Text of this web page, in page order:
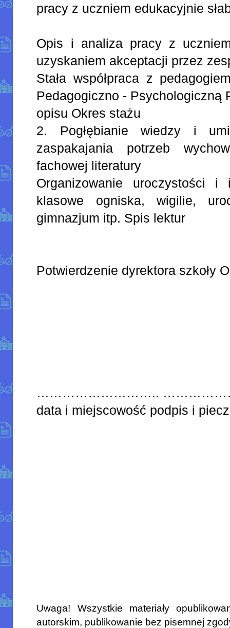
pracy z uczniem edukacyjnie
Opis i analiza pracy z
uzyskaniem akceptacji przez
Stała współpraca z
Pedagogiczno - Psychologiczną
opisu Okres stażu
2. Pogłębianie wiedzy i
zaspakajania potrzeb
fachowej literatury
Organizowanie uroczystości i
klasowe ogniska, wigilie,
gimnazjum itp. Spis lektur
Potwierdzenie dyrektora szkoły
………………………..
data i miejscowość podpis i
Uwaga! Wszystkie materiały
autorskim, publikowanie bez pisemnej